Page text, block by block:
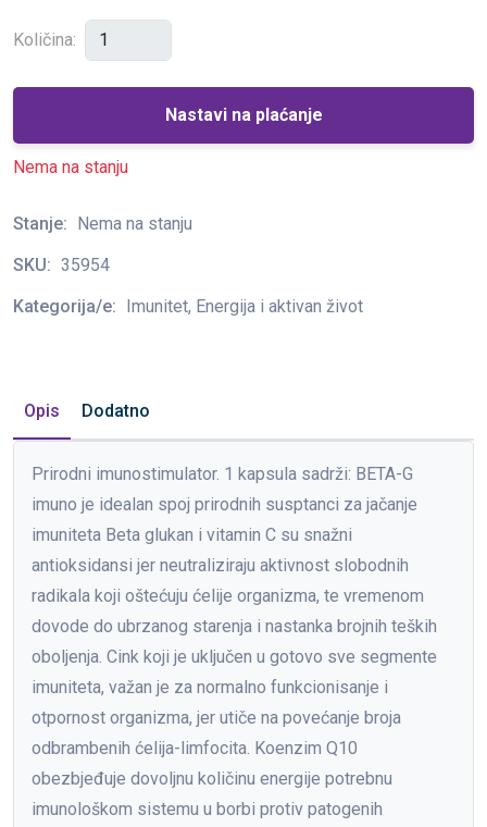
Količina:
Nastavi na plaćanje
Nema na stanju
Stanje: Nema na stanju
SKU: 35954
Kategorija/e: Imunitet, Energija i aktivan život
Opis Dodatno
Prirodni imunostimulator. 1 kapsula sadrži: BETA-G
imuno je idealan spoj prirodnih susptanci za jačanje
imuniteta Beta glukan i vitamin C su snažni
antioksidansi jer neutraliziraju aktivnost slobodnih
radikala koji oštećuju ćelije organizma, te vremenom
dovode do ubrzanog starenja i nastanka brojnih teških
oboljenja. Cink koji je uključen u gotovo sve segmente
imuniteta, važan je za normalno funkcionisanje i
otpornost organizma, jer utiče na povećanje broja
odbrambenih ćelija-limfocita. Koenzim Q10
obezbjeđuje dovoljnu količinu energije potrebnu
imunološkom sistemu u borbi protiv patogenih